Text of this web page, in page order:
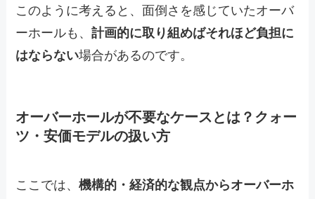
このように考えると、面倒さを感じていたオーバ
ーホールも、計画的に取り組めばそれほど負担に
はならない場合があるのです。
オーバーホールが不要なケースとは？クォー
ツ・安価モデルの扱い方
ここでは、機構的・経済的な観点からオーバーホ